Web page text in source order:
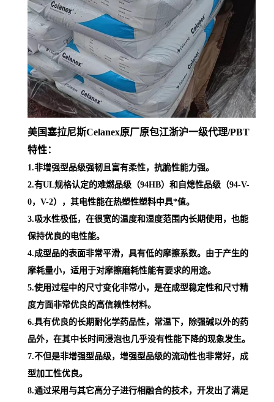
美国塞拉尼斯Celanex原厂原包江浙沪一级代理/PBT
特性：
1.非增强型品级强韧且富有柔性，抗脆性能力强。
2.有UL规格认定的难燃品级（94HB）和自熄性品级（94-V-
0，V-2），其电性能在热塑性塑料中具*值。
3.吸水性极低，在很宽的温度和湿度范围内长期使用，也能
保持优良的电性能。
4.成型品的表面非常平滑，具有低的摩擦系数。由于产生的
摩耗量小，适用于对摩擦磨耗性能有要求的用途。
5.使用过程中的尺寸变化非常小，是在成型稳定性和尺寸精
度方面非常优良的高信赖性材料。
6.具有优良的长期耐化学药品性，常温下，除强碱以外的药
品外，在其中长时间浸泡也几乎没有性能下降的现象发生。
7.不但是非增强型品级，增强型品级的流动性也非常好，成
型加工性优良。
8.通过采用与其它高分子进行相融合的技术，开发出了满足